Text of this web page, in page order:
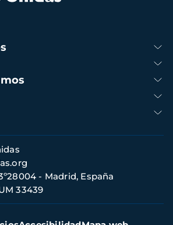
- Madrid, España
33439